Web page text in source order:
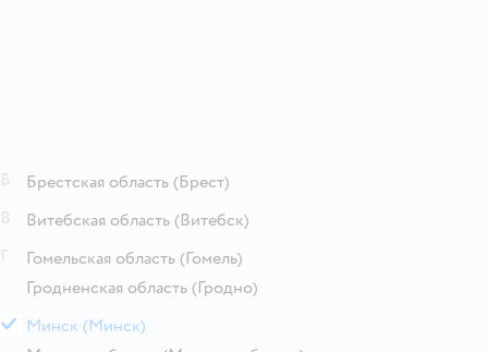
Брестская область (Брест)
Витебская область (Витебск)
Гомельская область (Гомель)
Гродненская область (Гродно)
М Минск (Минск)